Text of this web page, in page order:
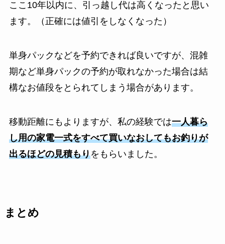
ここ10年以内に、引っ越し代は高くなったと思い
ます。（正確には値引をしなくなった）
単身パックなどを予約できれば良いですが、混雑
期など単身パックの予約が取れなかった場合は結
構なお値段をとられてしまう場合があります。
移動距離にもよりますが、私の経験では一人暮ら
し用の家電一式をすべて買いなおしてもお釣りが
出るほどの見積もりをもらいました。
まとめ